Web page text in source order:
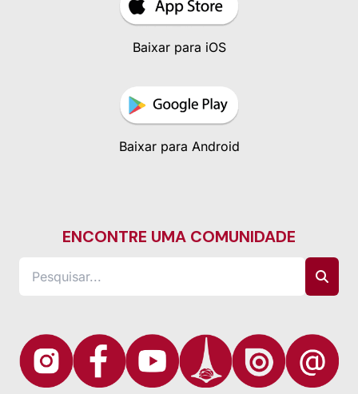
Baixar para iOS
Baixar para Android
ENCONTRE UMA COMUNIDADE